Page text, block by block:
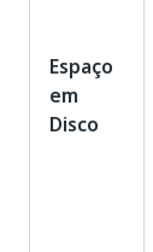
Espaço
em
Disco